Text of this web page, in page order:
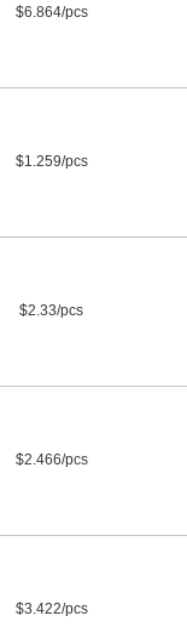
$6.864/pcs
$1.259/pcs
$2.33/pcs
$2.466/pcs
$3.422/pcs